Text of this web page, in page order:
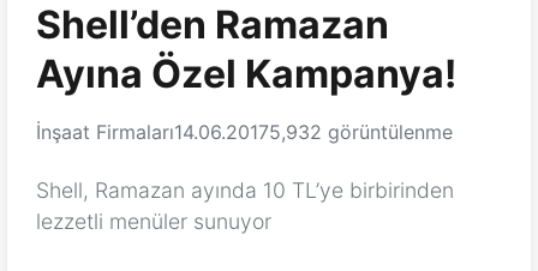
Shell’den Ramazan
Ayına Özel Kampanya!
İnşaat Firmaları14.06.20175,932 görüntülenme
Shell, Ramazan ayında 10 TL’ye birbirinden
lezzetli menüler sunuyor